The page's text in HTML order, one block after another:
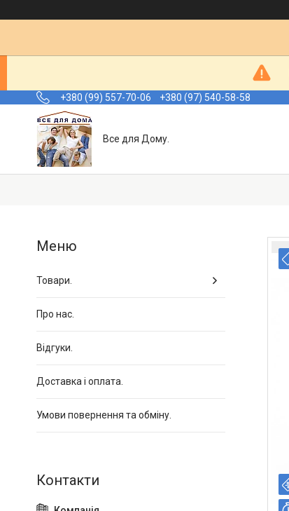
+380 (99) 557-70-06 +380 (97) 540-58-58
Все для Дому.
Товари.
Про нас.
Відгуки.
Доставка і оплата.
Умови повернення та обміну.